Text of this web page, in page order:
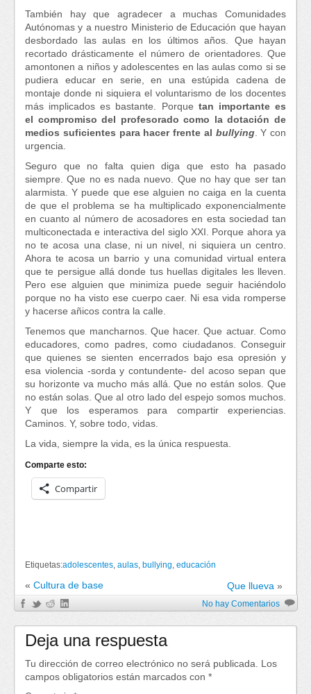
También hay que agradecer a muchas Comunidades
Autónomas y a nuestro Ministerio de Educación que hayan
desbordado las aulas en los últimos años. Que hayan
recortado drásticamente el número de orientadores. Que
amontonen a niños y adolescentes en las aulas como si se
pudiera educar en serie, en una estúpida cadena de
montaje donde ni siquiera el voluntarismo de los docentes
más implicados es bastante. Porque tan importante es
el compromiso del profesorado como la dotación de
medios suficientes para hacer frente al bullying. Y con
urgencia.
Seguro que no falta quien diga que esto ha pasado
siempre. Que no es nada nuevo. Que no hay que ser tan
alarmista. Y puede que ese alguien no caiga en la cuenta
de que el problema se ha multiplicado exponencialmente
en cuanto al número de acosadores en esta sociedad tan
multiconectada e interactiva del siglo XXI. Porque ahora ya
no te acosa una clase, ni un nivel, ni siquiera un centro.
Ahora te acosa un barrio y una comunidad virtual entera
que te persigue allá donde tus huellas digitales les lleven.
Pero ese alguien que minimiza puede seguir haciéndolo
porque no ha visto ese cuerpo caer. Ni esa vida romperse
y hacerse añicos contra la calle.
Tenemos que mancharnos. Que hacer. Que actuar. Como
educadores, como padres, como ciudadanos. Conseguir
que quienes se sienten encerrados bajo esa opresión y
esa violencia -sorda y contundente- del acoso sepan que
su horizonte va mucho más allá. Que no están solos. Que
no están solas. Que al otro lado del espejo somos muchos.
Y que los esperamos para compartir experiencias.
Caminos. Y, sobre todo, vidas.
La vida, siempre la vida, es la única respuesta.
Comparte esto:
Compartir
Etiquetas:adolescentes, aulas, bullying, educación
« Cultura de base Que llueva »
No hay Comentarios
Deja una respuesta
Tu dirección de correo electrónico no será publicada.
Los
campos obligatorios están marcados con *